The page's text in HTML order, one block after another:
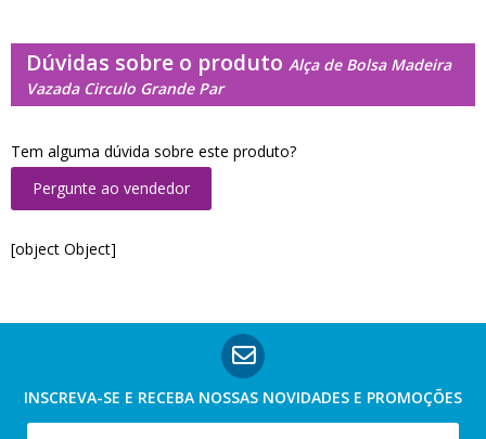
Dúvidas sobre o produto Alça de Bolsa Madeira
Vazada Circulo Grande Par
Tem alguma dúvida sobre este produto?
Pergunte ao vendedor
[object Object]
INSCREVA-SE E RECEBA NOSSAS NOVIDADES E PROMOÇÕES